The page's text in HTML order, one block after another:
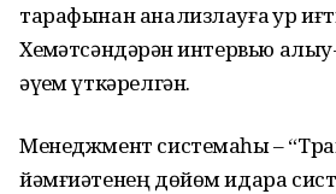
тарафынан анализлауға ҙур
Хеҙмәтсәндәрҙән интервью
әүҙем үткәрелгән.
Менеджмент системаһы –
йәмғиәтенең дөйөм идара